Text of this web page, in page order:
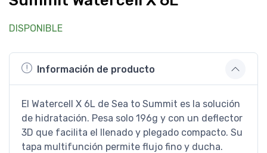
DISPONIBLE
Información de producto
El Watercell X 6L de Sea to Summit es la solución
de hidratación. Pesa solo 196g y con un deflector
3D que facilita el llenado y plegado compacto. Su
tapa multifunción permite flujo fino y ducha.